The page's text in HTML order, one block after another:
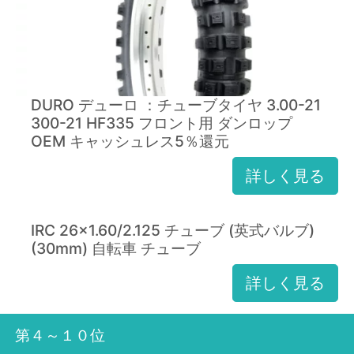
DURO デューロ ：チューブタイヤ 3.00-21
300-21 HF335 フロント用 ダンロップ
OEM キャッシュレス5％還元
詳しく見る
IRC 26x1.60/2.125 チューブ (英式バルブ)
(30mm) 自転車 チューブ
詳しく見る
第４～１０位